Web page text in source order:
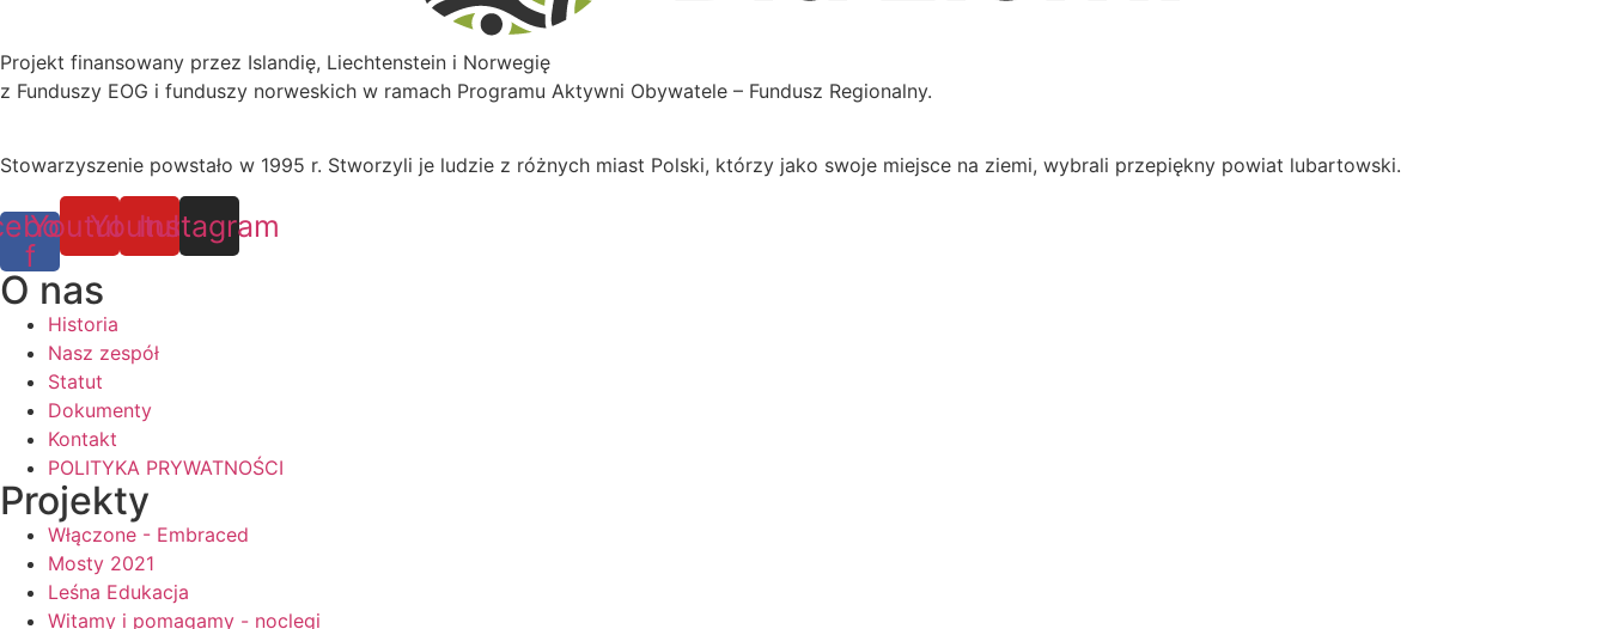
Projekt finansowany przez Islandię, Liechtenstein i Norwegię
z Funduszy EOG i funduszy norweskich w ramach Programu Aktywni Obywatele – Fundusz Regionalny.
Stowarzyszenie powstało w 1995 r. Stworzyli je ludzie z różnych miast Polski, którzy jako swoje miejsce na ziemi, wybrali przepiękny powiat lubartowski.
f
YoutubeYoutube
Instagram
O nas
Historia
Nasz zespół
Statut
Dokumenty
Kontakt
POLITYKA PRYWATNOŚCI
Projekty
Włączone - Embraced
Mosty 2021
Leśna Edukacja
Witamy i pomagamy - noclegi